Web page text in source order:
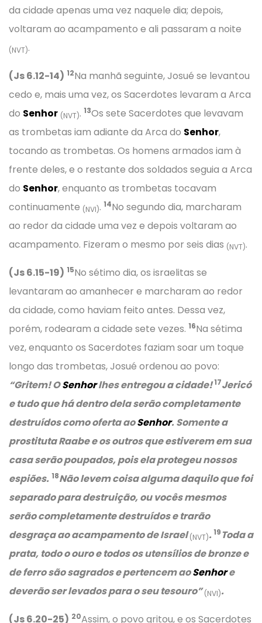
da cidade apenas uma vez naquele dia; depois,
voltaram ao acampamento e ali passaram a noite
(NVT).
(Js 6.12-14) 12Na manhã seguinte, Josué se levantou
cedo e, mais uma vez, os Sacerdotes levaram a Arca
do Senhor (NVT). 13Os sete Sacerdotes que levavam
as trombetas iam adiante da Arca do Senhor,
tocando as trombetas. Os homens armados iam à
frente deles, e o restante dos soldados seguia a Arca
do Senhor, enquanto as trombetas tocavam
continuamente (NVI). 14No segundo dia, marcharam
ao redor da cidade uma vez e depois voltaram ao
acampamento. Fizeram o mesmo por seis dias (NVT).
(Js 6.15-19) 15No sétimo dia, os israelitas se
levantaram ao amanhecer e marcharam ao redor
da cidade, como haviam feito antes. Dessa vez,
porém, rodearam a cidade sete vezes. 16Na sétima
vez, enquanto os Sacerdotes faziam soar um toque
longo das trombetas, Josué ordenou ao povo:
“Gritem! OSenhorlhes entregou a cidade!17Jericó
e tudo que há dentro dela serão completamente
destruídos como oferta aoSenhor. Somente a
prostituta Raabe e os outros que estiverem em sua
casa serão poupados, pois ela protegeu nossos
espiões. 18Não levem coisa alguma daquilo que foi
separado para destruição, ou vocês mesmos
serão completamente destruídos e trarão
desgraça ao acampamento de Israel(NVT).19Toda a
prata, todo o ouro e todos os utensílios de bronze e
de ferro são sagrados e pertencem aoSenhore
deverão ser levados para o seu tesouro”(NVI).
(Js 6.20-25) 20Assim, o povo gritou, e os Sacerdotes